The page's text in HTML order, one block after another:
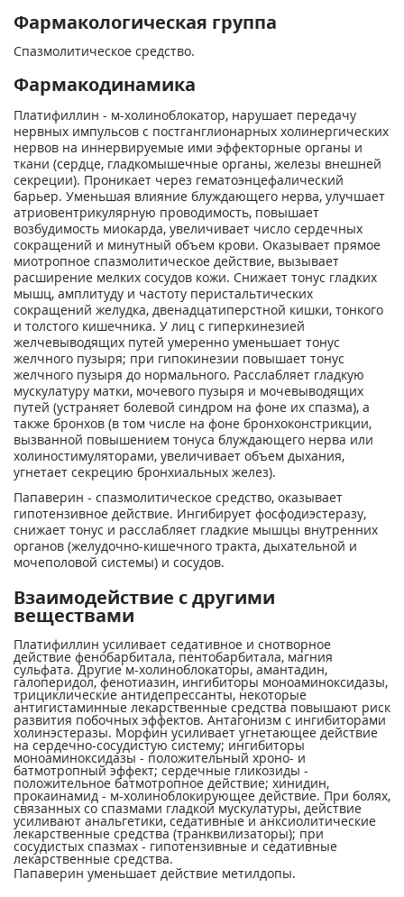
Фармакологическая группа
Спазмолитическое средство.
Фармакодинамика
Платифиллин - м-холиноблокатор, нарушает передачу
нервных импульсов с постганглионарных холинергических
нервов на иннервируемые ими эффекторные органы и
ткани (сердце, гладкомышечные органы, железы внешней
секреции). Проникает через гематоэнцефалический
барьер. Уменьшая влияние блуждающего нерва, улучшает
атриовентрикулярную проводимость, повышает
возбудимость миокарда, увеличивает число сердечных
сокращений и минутный объем крови. Оказывает прямое
миотропное спазмолитическое действие, вызывает
расширение мелких сосудов кожи. Снижает тонус гладких
мышц, амплитуду и частоту перистальтических
сокращений желудка, двенадцатиперстной кишки, тонкого
и толстого кишечника. У лиц с гиперкинезией
желчевыводящих путей умеренно уменьшает тонус
желчного пузыря; при гипокинезии повышает тонус
желчного пузыря до нормального. Расслабляет гладкую
мускулатуру матки, мочевого пузыря и мочевыводящих
путей (устраняет болевой синдром на фоне их спазма), а
также бронхов (в том числе на фоне бронхоконстрикции,
вызванной повышением тонуса блуждающего нерва или
холиностимуляторами, увеличивает объем дыхания,
угнетает секрецию бронхиальных желез).
Папаверин - спазмолитическое средство, оказывает
гипотензивное действие. Ингибирует фосфодиэстеразу,
снижает тонус и расслабляет гладкие мышцы внутренних
органов (желудочно-кишечного тракта, дыхательной и
мочеполовой системы) и сосудов.
Взаимодействие с другими
веществами
Платифиллин усиливает седативное и снотворное
действие фенобарбитала, пентобарбитала, магния
сульфата. Другие м-холиноблокаторы, амантадин,
галоперидол, фенотиазин, ингибиторы моноаминоксидазы,
трициклические антидепрессанты, некоторые
антигистаминные лекарственные средства повышают риск
развития побочных эффектов. Антагонизм с ингибиторами
холинэстеразы. Морфин усиливает угнетающее действие
на сердечно-сосудистую систему; ингибиторы
моноаминоксидазы - положительный хроно- и
батмотропный эффект; сердечные гликозиды -
положительное батмотропное действие; хинидин,
прокаинамид - м-холиноблокирующее действие. При болях,
связанных со спазмами гладкой мускулатуры, действие
усиливают анальгетики, седативные и анксиолитические
лекарственные средства (транквилизаторы); при
сосудистых спазмах - гипотензивные и седативные
лекарственные средства.
Папаверин уменьшает действие метилдопы.